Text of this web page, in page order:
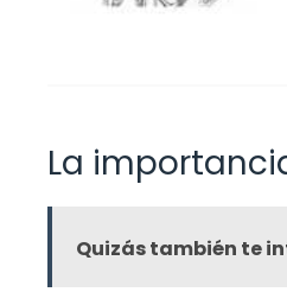
La
Quizás también te